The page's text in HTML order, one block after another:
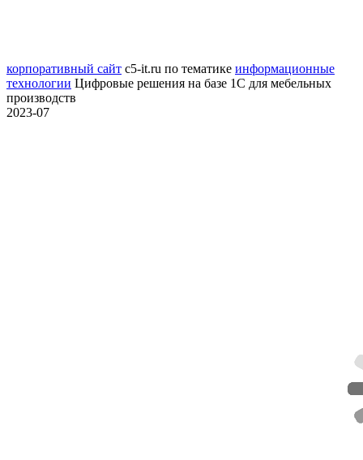
корпоративный сайт c5-it.ru по тематике информационные
технологии Цифровые решения на базе 1С для мебельных
производств
2023-07